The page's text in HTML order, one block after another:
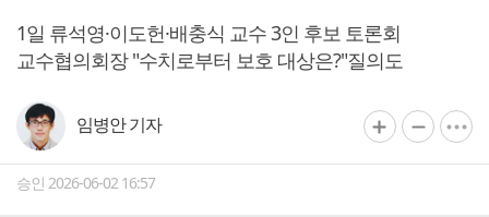
1일 류석영·이도헌·배충식 교수 3인 후보 토론회
교수협의회장 "수치로부터 보호 대상은?"질의도
임병안 기자
승인 2026-06-02 16:57